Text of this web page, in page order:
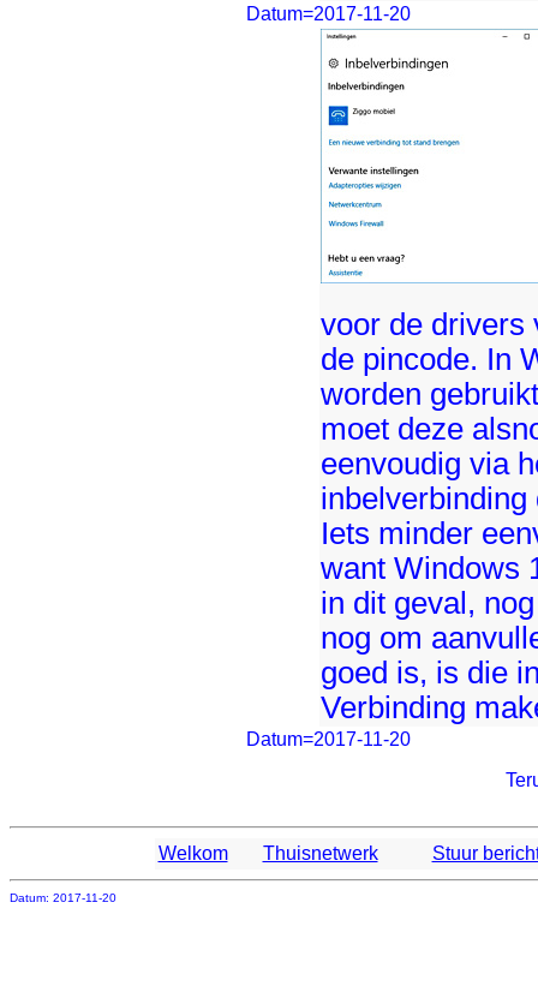
Datum=2017-11-20
voor de drivers
de pincode. In
worden
moet deze
eenvoudig via
inbelverbinding
Iets minder
want Windows
in dit geval,
nog om
goed is, is die
Verbinding
Datum=2017-11-20
Welkom Thuisnetwerk Stuur
Datum: 2017-11-20